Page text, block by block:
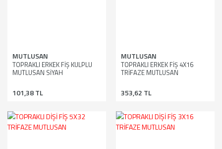
MUTLUSAN
TOPRAKLI ERKEK FİŞ KULPLU
MUTLUSAN SİYAH
101,38 TL
MUTLUSAN
TOPRAKLI ERKEK FİŞ 4X16
TRİFAZE MUTLUSAN
353,62 TL